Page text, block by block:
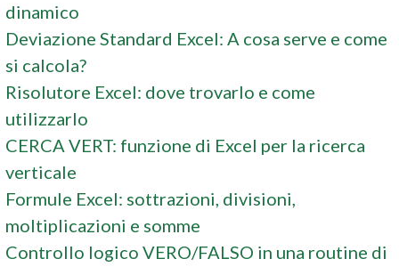
dinamico
Deviazione Standard Excel: A cosa serve e come
si calcola?
Risolutore Excel: dove trovarlo e come
utilizzarlo
CERCA VERT: funzione di Excel per la ricerca
verticale
Formule Excel: sottrazioni, divisioni,
moltiplicazioni e somme
Controllo logico VERO/FALSO in una routine di